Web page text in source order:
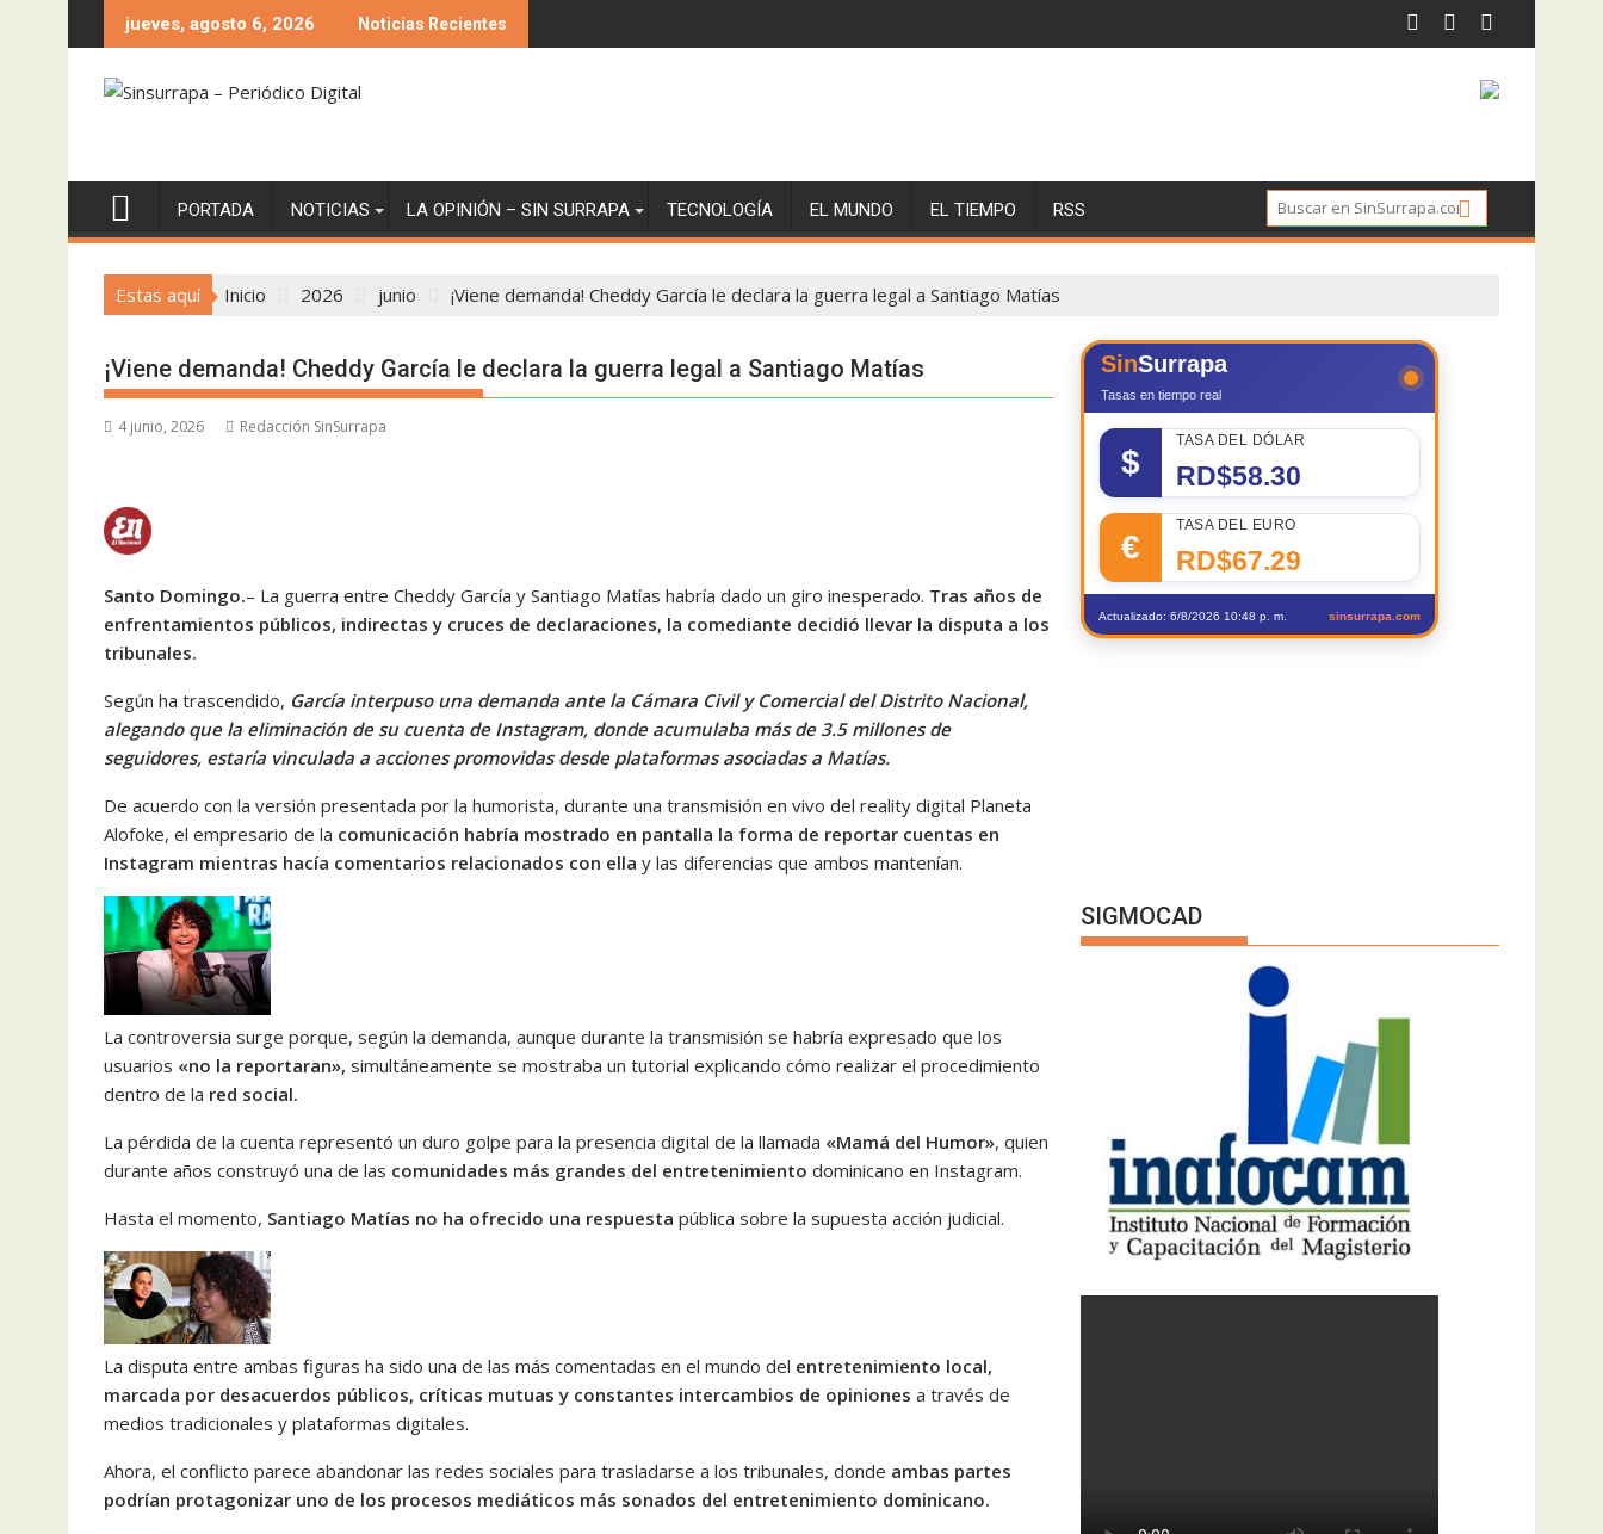
al
jueves, agosto 6, 2026 Noticias Recientes
PORTADA NOTICIAS LA OPINIÓN – SIN SURRAPA TECNOLOGÍA EL MUNDO EL TIEMPO RSS
Estas aquí Inicio 2026 junio ¡Viene demanda! Cheddy García le declara la guerra legal a Santiago Matías
¡Viene demanda! Cheddy García le declara la guerra legal a Santiago Matías
4 junio, 2026 Redacción SinSurrapa
Santo Domingo.– La guerra entre Cheddy García y Santiago Matías habría dado un giro inesperado. Tras años de
enfrentamientos públicos, indirectas y cruces de declaraciones, la comediante decidió llevar la disputa a los
tribunales.
Según ha trascendido, García interpuso una demanda ante la Cámara Civil y Comercial del Distrito Nacional,
alegando que la eliminación de su cuenta de Instagram, donde acumulaba más de 3.5 millones de
seguidores, estaría vinculada a acciones promovidas desde plataformas asociadas a Matías.
De acuerdo con la versión presentada por la humorista, durante una transmisión en vivo del reality digital Planeta
Alofoke, el empresario de la comunicación habría mostrado en pantalla la forma de reportar cuentas en
Instagram mientras hacía comentarios relacionados con ella y las diferencias que ambos mantenían.
La controversia surge porque, según la demanda, aunque durante la transmisión se habría expresado que los
usuarios «no la reportaran», simultáneamente se mostraba un tutorial explicando cómo realizar el procedimiento
dentro de la red social.
La pérdida de la cuenta representó un duro golpe para la presencia digital de la llamada «Mamá del Humor», quien
durante años construyó una de las comunidades más grandes del entretenimiento dominicano en Instagram.
Hasta el momento, Santiago Matías no ha ofrecido una respuesta pública sobre la supuesta acción judicial.
La disputa entre ambas figuras ha sido una de las más comentadas en el mundo del entretenimiento local,
marcada por desacuerdos públicos, críticas mutuas y constantes intercambios de opiniones a través de
medios tradicionales y plataformas digitales.
Ahora, el conflicto parece abandonar las redes sociales para trasladarse a los tribunales, donde ambas partes
podrían protagonizar uno de los procesos mediáticos más sonados del entretenimiento dominicano.
SinSurrapa
Tasas en tiempo real
$
TASA DEL DÓLAR
RD$58.30
€
TASA DEL EURO
RD$67.29
Actualizado: 6/8/2026 10:48 p. m. sinsurrapa.com
SIGMOCAD